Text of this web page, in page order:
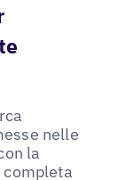
nelle
la
completa